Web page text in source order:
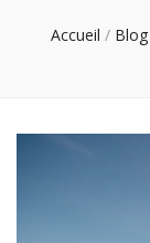
Accueil / Blog